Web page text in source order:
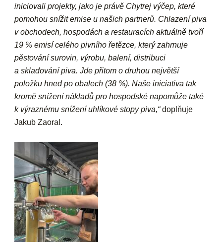
iniciovali projekty, jako je právě Chytrej výčep, které
pomohou snížit emise u našich partnerů. Chlazení piva
v obchodech, hospodách a restauracích aktuálně tvoří
19 % emisí celého pivního řetězce, který zahrnuje
pěstování surovin, výrobu, balení, distribuci
a skladování piva. Jde přitom o druhou největší
položku hned po obalech (38 %). Naše iniciativa tak
kromě snížení nákladů pro hospodské napomůže také
k výraznému snížení uhlíkové stopy piva,“doplňuje
Jakub Zaoral.